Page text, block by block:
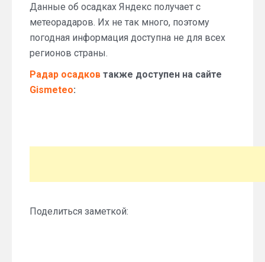
Данные об осадках Яндекс получает с
метеорадаров. Их не так много, поэтому
погодная информация доступна не для всех
регионов страны.
Радар осадков также доступен на сайте
Gismeteo:
Поделиться заметкой: